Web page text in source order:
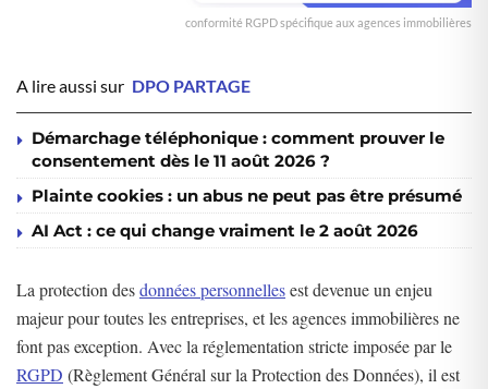
conformité RGPD spécifique aux agences immobilières
A lire aussi sur DPO PARTAGE
Démarchage téléphonique : comment prouver le
consentement dès le 11 août 2026 ?
Plainte cookies : un abus ne peut pas être présumé
AI Act : ce qui change vraiment le 2 août 2026
La protection desdonnées personnellesest devenue un enjeu
majeur pour toutes les entreprises, et les agences immobilières ne
font pas exception. Avec la réglementation stricte imposée par le
RGPD (Règlement Général sur la Protection des Données), il est